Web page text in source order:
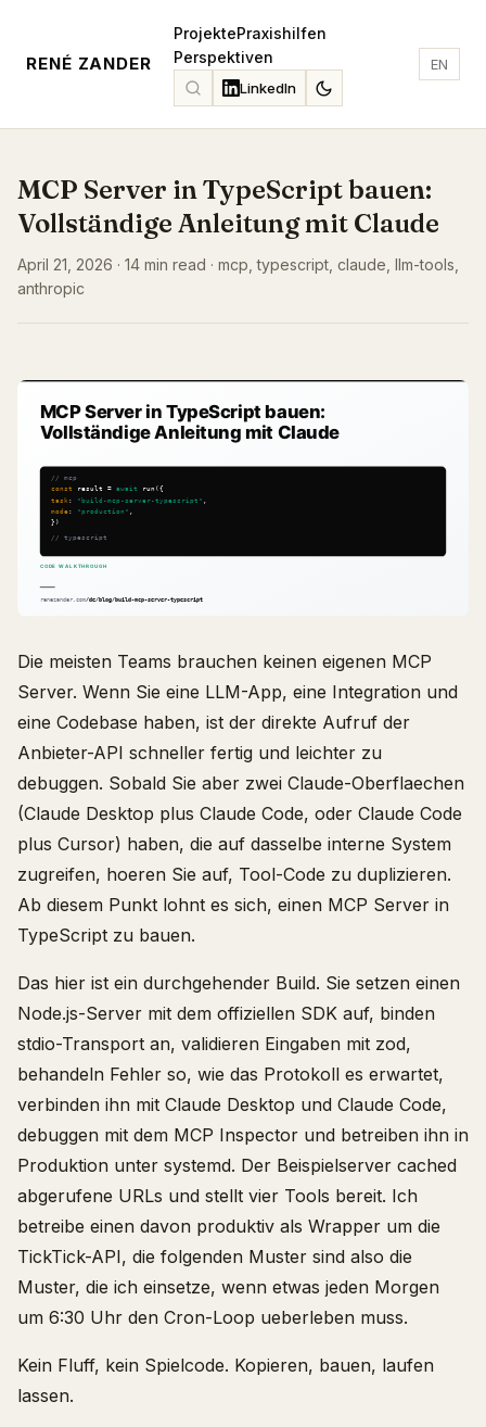
RENÉ ZANDER
ProjektePraxishilfen
Perspektiven
LinkedIn
EN
MCP Server in TypeScript bauen:
Vollständige Anleitung mit Claude
April 21, 2026 · 14 min read · mcp, typescript, claude, llm-tools,
anthropic
Die meisten Teams brauchen keinen eigenen MCP
Server. Wenn Sie eine LLM-App, eine Integration und
eine Codebase haben, ist der direkte Aufruf der
Anbieter-API schneller fertig und leichter zu
debuggen. Sobald Sie aber zwei Claude-Oberflaechen
(Claude Desktop plus Claude Code, oder Claude Code
plus Cursor) haben, die auf dasselbe interne System
zugreifen, hoeren Sie auf, Tool-Code zu duplizieren.
Ab diesem Punkt lohnt es sich, einen MCP Server in
TypeScript zu bauen.
Das hier ist ein durchgehender Build. Sie setzen einen
Node.js-Server mit dem offiziellen SDK auf, binden
stdio-Transport an, validieren Eingaben mit zod,
behandeln Fehler so, wie das Protokoll es erwartet,
verbinden ihn mit Claude Desktop und Claude Code,
debuggen mit dem MCP Inspector und betreiben ihn in
Produktion unter systemd. Der Beispielserver cached
abgerufene URLs und stellt vier Tools bereit. Ich
betreibe einen davon produktiv als Wrapper um die
TickTick-API, die folgenden Muster sind also die
Muster, die ich einsetze, wenn etwas jeden Morgen
um 6:30 Uhr den Cron-Loop ueberleben muss.
Kein Fluff, kein Spielcode. Kopieren, bauen, laufen
lassen.